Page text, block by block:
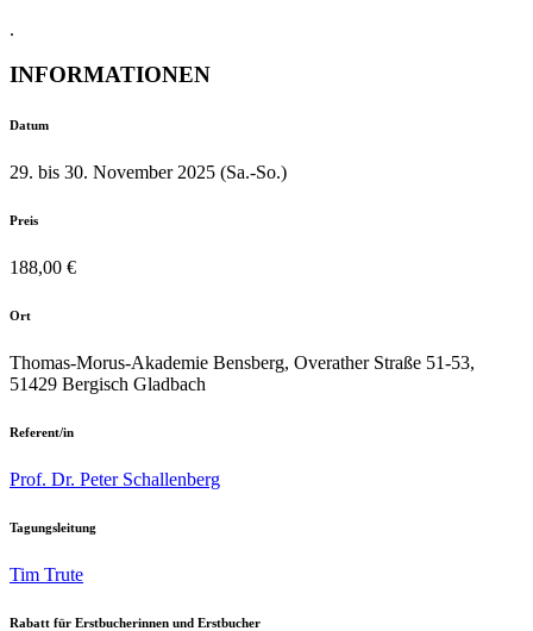
.
INFORMATIONEN
Datum
29. bis 30. November 2025 (Sa.-So.)
Preis
188,00 €
Ort
Thomas-Morus-Akademie Bensberg, Overather Straße 51-53,
51429 Bergisch Gladbach
Referent/in
Prof. Dr. Peter Schallenberg
Tagungsleitung
Tim Trute
Rabatt für Erstbucherinnen und Erstbucher